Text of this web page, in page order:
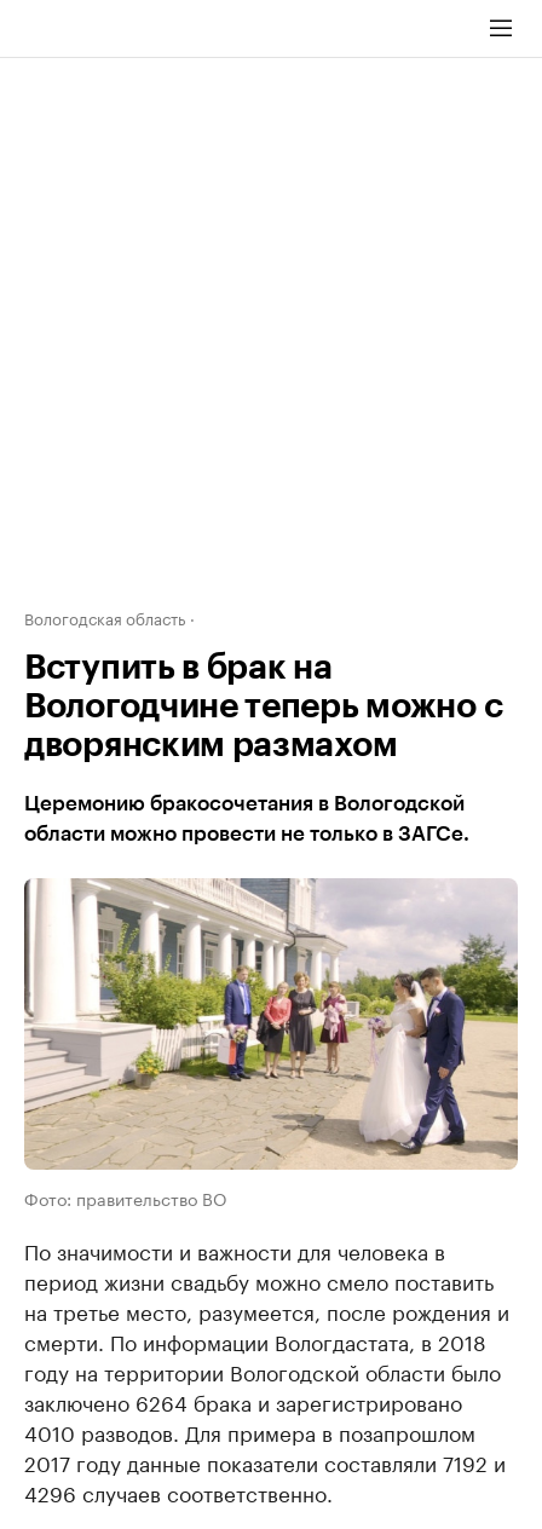
Вологодская область
Вступить в брак на
Вологодчине теперь можно с
дворянским размахом
Церемонию бракосочетания в Вологодской
области можно провести не только в ЗАГСе.
Фото: правительство ВО
По значимости и важности для человека в
период жизни свадьбу можно смело поставить
на третье место, разумеется, после рождения и
смерти. По информации Вологдастата, в 2018
году на территории Вологодской области было
заключено 6264 брака и зарегистрировано
4010 разводов. Для примера в позапрошлом
2017 году данные показатели составляли 7192 и
4296 случаев соответственно.